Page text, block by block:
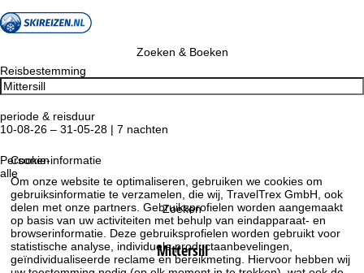
Cookie-informatie
Om onze website te optimaliseren, gebruiken we cookies om
gebruiksinformatie te verzamelen, die wij, TravelTrex GmbH, ook
delen met onze partners. Gebruiksprofielen worden aangemaakt
op basis van uw activiteiten met behulp van eindapparaat- en
browserinformatie. Deze gebruiksprofielen worden gebruikt voor
statistische analyse, individuele productaanbevelingen,
geïndividualiseerde reclame en bereikmeting. Hiervoor hebben wij
Zoeken & Boeken
Reisbestemming
periode & reisduur
10-08-26 – 31-05-28 | 7 nachten
Personen
alle
Zoeken
Mittersill